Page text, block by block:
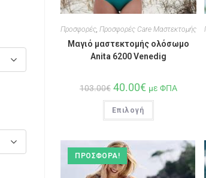
Προσφορές, Προσφορές Care Μαστεκτομής
Μαγιό μαστεκτομής ολόσωμο
Anita 6200 Venedig
103.00€ 40.00€ με ΦΠΑ
Επιλογή
ΠΡΟΣΦΟΡΆ!